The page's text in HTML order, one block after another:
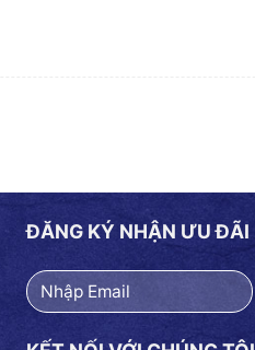
ĐĂNG KÝ NHẬN ƯU ĐÃI